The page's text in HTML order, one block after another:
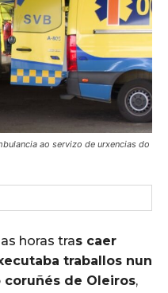
ao servizo de urxencias do
horas tras caer
traballos nun
de Oleiros,